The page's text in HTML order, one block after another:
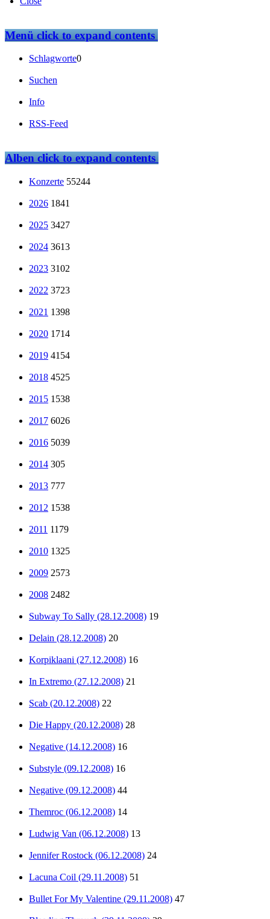
Menüclick to expand contents
Schlagworte0
Suchen
Info
RSS-Feed
Albenclick to expand contents
Konzerte 55244
2026 1841
2025 3427
2024 3613
2023 3102
2022 3723
2021 1398
2020 1714
2019 4154
2018 4525
2015 1538
2017 6026
2016 5039
2014 305
2013 777
2012 1538
2011 1179
2010 1325
2009 2573
2008 2482
Subway To Sally (28.12.2008) 19
Delain (28.12.2008) 20
Korpiklaani (27.12.2008) 16
In Extremo (27.12.2008) 21
Scab (20.12.2008) 22
Die Happy (20.12.2008) 28
Negative (14.12.2008) 16
Substyle (09.12.2008) 16
Negative (09.12.2008) 44
Themroc (06.12.2008) 14
Ludwig Van (06.12.2008) 13
Jennifer Rostock (06.12.2008) 24
Lacuna Coil (29.11.2008) 51
Bullet For My Valentine (29.11.2008) 47